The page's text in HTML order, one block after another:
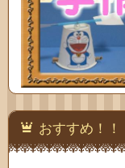
おすすめ！！